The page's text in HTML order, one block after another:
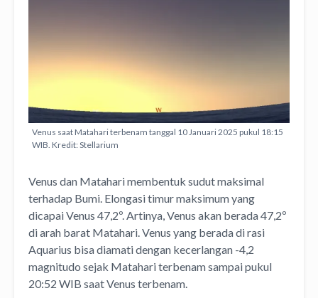
Venus saat Matahari terbenam tanggal 10 Januari 2025 pukul 18:15
WIB. Kredit: Stellarium
Venus dan Matahari membentuk sudut maksimal
terhadap Bumi. Elongasi timur maksimum yang
dicapai Venus 47,2º. Artinya, Venus akan berada 47,2º
di arah barat Matahari. Venus yang berada di rasi
Aquarius bisa diamati dengan kecerlangan -4,2
magnitudo sejak Matahari terbenam sampai pukul
20:52 WIB saat Venus terbenam.